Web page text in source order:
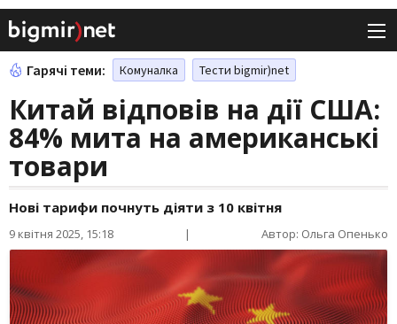
Гарячі теми: Комуналка Тести bigmir)net
Китай відповів на дії США:
84% мита на американські
товари
Нові тарифи почнуть діяти з 10 квітня
9 квітня 2025, 15:18 | Автор: Ольга Опенько